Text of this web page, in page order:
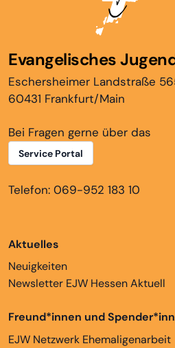
Evangelisches
Eschersheimer Landstraße
60431 Frankfurt/Main
Bei Fragen gerne über das
Service Portal
Telefon: 069-952 183 10
Aktuelles
Neuigkeiten
Newsletter EJW Hessen Aktuell
Freund*innen und
EJW Netzwerk Ehemaligenarbeit